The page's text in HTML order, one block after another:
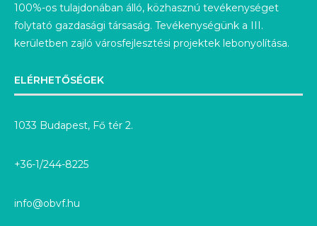
100%-os tulajdonában álló, közhasznú tevékenységet
folytató gazdasági társaság. Tevékenységünk a III.
kerületben zajló városfejlesztési projektek lebonyolítása.
ELÉRHETŐSÉGEK
1033 Budapest, Fő tér 2.
+36-1/244-8225
info@obvf.hu